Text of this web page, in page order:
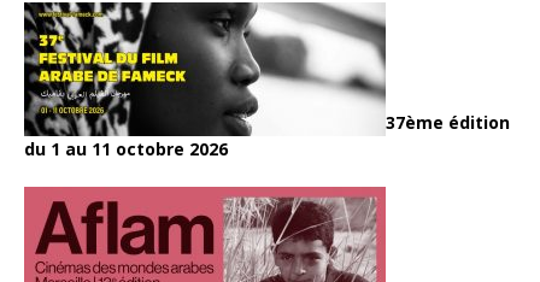
37ème édition
du 1 au 11 octobre 2026